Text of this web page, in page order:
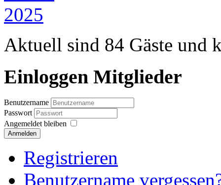
Aktuell sind 84 Gäste und
Einloggen Mitglieder
Benutzername
Passwort
Angemeldet bleiben
Anmelden
Registrieren
Benutzername